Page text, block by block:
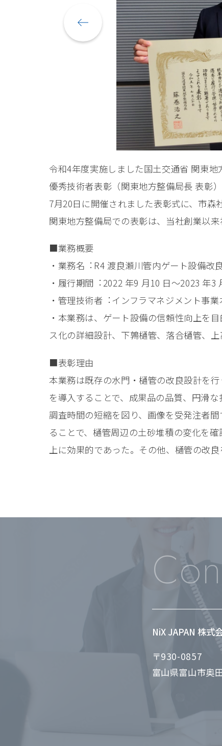
令和4年度実施しました国⼟交通省 関東
優秀技術者表彰（関東地⽅整備局⻑ 表彰）
7月20日に開催されました表彰式に、市森
関東地⽅整備局での表彰は、当社創業以来
■業務概要
・業務名︓R4 渡良瀬川管内ゲート設備改
・履⾏期間︓2022 年9 ⽉10 ⽇〜2023 年3
・管理技術者︓インフラマネジメント事
・本業務は、ゲート設備の信頼性向上を
ス化の詳細設計、下鶉樋管、落合樋管、
■表彰理由
本業務は既存の⽔⾨・樋管の改良設計を
を導⼊することで、成果品の品質、円滑
調査時間の短縮を図り、画像を受発注者
ることで、樋管周辺の⼟砂堆積の変化を
上に効果的であった。その他、樋管の改
NiX JAPAN 株式
〒930-0857
富山県富山市奥